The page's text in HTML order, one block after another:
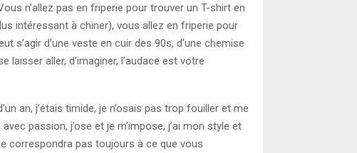
n’allez pas en friperie pour trouver un T-shirt en
intéressant à chiner), vous allez en friperie pour
s’agir d’une veste en cuir des 90s, d’une chemise
laisser aller, d’imaginer, l’audace est votre
an, j’étais timide, je n’osais pas trop fouiller et me
passion, j’ose et je m’impose, j’ai mon style et
correspondra pas toujours à ce que vous